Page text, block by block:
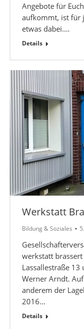
Angebote für
aufkommt, ist für
etwas dabei.…
Details
Werkstatt
Bildung & Soziales
werkstatt
Lassallestraße
Werner Arndt.
anderem der
2016…
Details